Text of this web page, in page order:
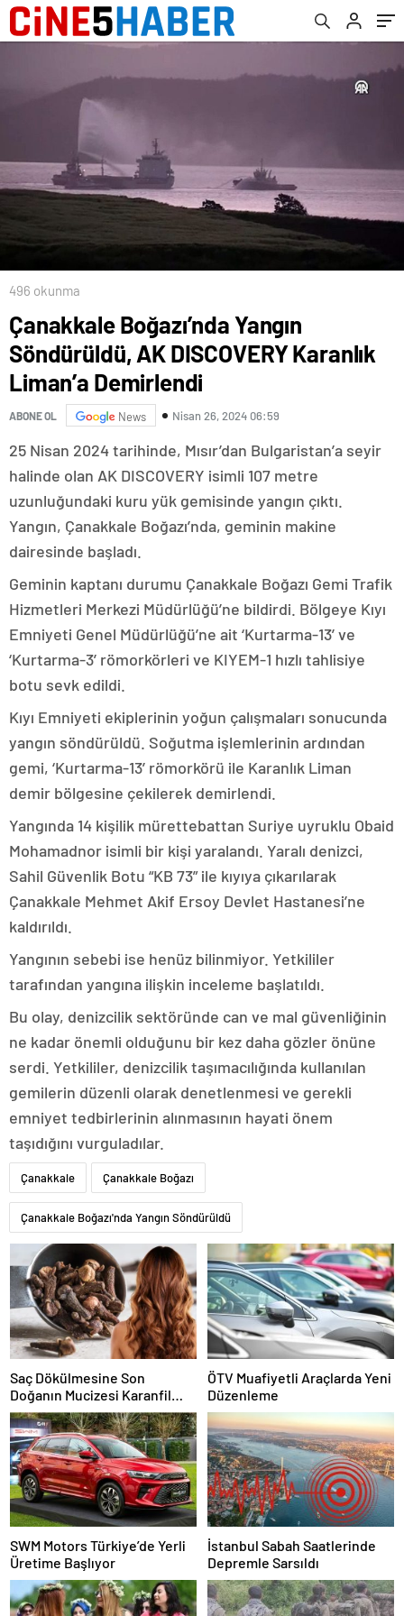
496 okunma
Çanakkale Boğazı’nda Yangın
Söndürüldü, AK DISCOVERY Karanlık
Liman’a Demirlendi
ABONE OL News Nisan 26, 2024 06:59
25 Nisan 2024 tarihinde, Mısır’dan Bulgaristan’a seyir
halinde olan AK DISCOVERY isimli 107 metre
uzunluğundaki kuru yük gemisinde yangın çıktı.
Yangın, Çanakkale Boğazı’nda, geminin makine
dairesinde başladı.
Geminin kaptanı durumu Çanakkale Boğazı Gemi Trafik
Hizmetleri Merkezi Müdürlüğü’ne bildirdi. Bölgeye Kıyı
Emniyeti Genel Müdürlüğü’ne ait ‘Kurtarma-13’ ve
‘Kurtarma-3’ römorkörleri ve KIYEM-1 hızlı tahlisiye
botu sevk edildi.
Kıyı Emniyeti ekiplerinin yoğun çalışmaları sonucunda
yangın söndürüldü. Soğutma işlemlerinin ardından
gemi, ‘Kurtarma-13’ römorkörü ile Karanlık Liman
demir bölgesine çekilerek demirlendi.
Yangında 14 kişilik mürettebattan Suriye uyruklu Obaid
Mohamadnor isimli bir kişi yaralandı. Yaralı denizci,
Sahil Güvenlik Botu “KB 73” ile kıyıya çıkarılarak
Çanakkale Mehmet Akif Ersoy Devlet Hastanesi’ne
kaldırıldı.
Yangının sebebi ise henüz bilinmiyor. Yetkililer
tarafından yangına ilişkin inceleme başlatıldı.
Bu olay, denizcilik sektöründe can ve mal güvenliğinin
ne kadar önemli olduğunu bir kez daha gözler önüne
serdi. Yetkililer, denizcilik taşımacılığında kullanılan
gemilerin düzenli olarak denetlenmesi ve gerekli
emniyet tedbirlerinin alınmasının hayati önem
taşıdığını vurguladılar.
Çanakkale Çanakkale Boğazı
Çanakkale Boğazı'nda Yangın Söndürüldü
Saç Dökülmesine Son
Doğanın Mucizesi Karanfil
Kürü
ÖTV Muafiyetli Araçlarda Yeni
Düzenleme
SWM Motors Türkiye’de Yerli
Üretime Başlıyor
İstanbul Sabah Saatlerinde
Depremle Sarsıldı